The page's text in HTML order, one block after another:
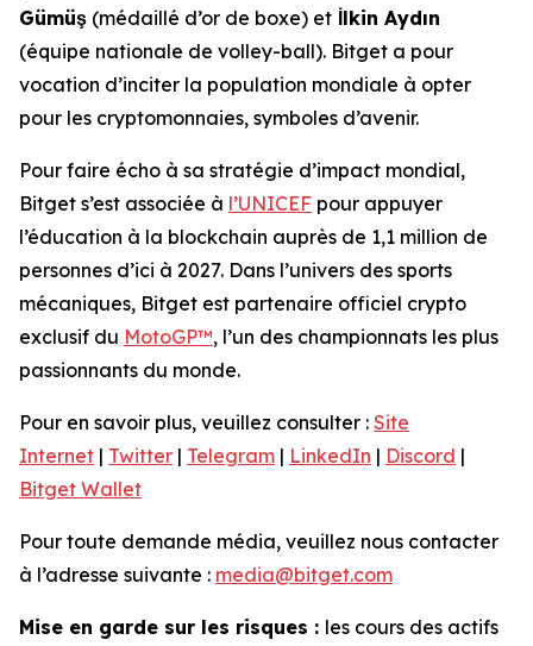
Gümüş (médaillé d’or de boxe) et İlkin Aydın
(équipe nationale de volley-ball). Bitget a pour
vocation d’inciter la population mondiale à opter
pour les cryptomonnaies, symboles d’avenir.
Pour faire écho à sa stratégie d’impact mondial,
Bitget s’est associée à l’UNICEF pour appuyer
l’éducation à la blockchain auprès de 1,1 million de
personnes d’ici à 2027. Dans l’univers des sports
mécaniques, Bitget est partenaire officiel crypto
exclusif du MotoGP™, l’un des championnats les plus
passionnants du monde.
Pour en savoir plus, veuillez consulter : Site
Internet | Twitter | Telegram | LinkedIn | Discord |
Bitget Wallet
Pour toute demande média, veuillez nous contacter
à l’adresse suivante : media@bitget.com
Mise en garde sur les risques : les cours des actifs